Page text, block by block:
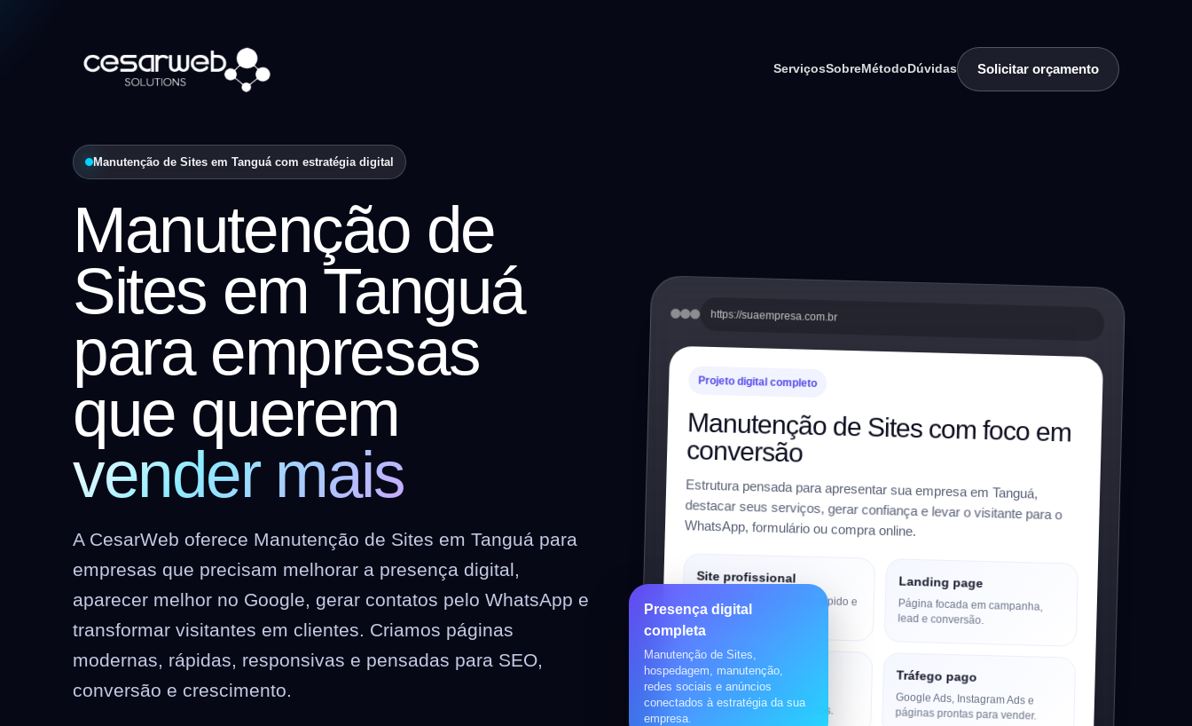
ServiçosSobreMétodoDúvidas Solicitar orçamento
Manutenção de Sites em Tanguá com estratégia digital
Manutenção de
Sites em Tanguá
para empresas
que querem
vender mais
A CesarWeb oferece Manutenção de Sites em Tanguá para
empresas que precisam melhorar a presença digital,
aparecer melhor no Google, gerar contatos pelo WhatsApp e
transformar visitantes em clientes. Criamos páginas
modernas, rápidas, responsivas e pensadas para SEO,
conversão e crescimento.
https://suaempresa.com.br
Projeto digital completo
Manutenção de Sites com foco em
conversão
Estrutura pensada para apresentar sua empresa em Tanguá,
destacar seus serviços, gerar confiança e levar o visitante para o
WhatsApp, formulário ou compra online.
Site profissional
Institucional, responsivo, rápido e
preparado para SEO.
Landing page
Página focada em campanha,
lead e conversão.
Loja virtual
WooCommerce, produtos,
pagamentos, frete e pedidos.
Tráfego pago
Google Ads, Instagram Ads e
páginas prontas para vender.
Presença digital
completa
Manutenção de Sites,
hospedagem, manutenção,
redes sociais e anúncios
conectados à estratégia da sua
empresa.